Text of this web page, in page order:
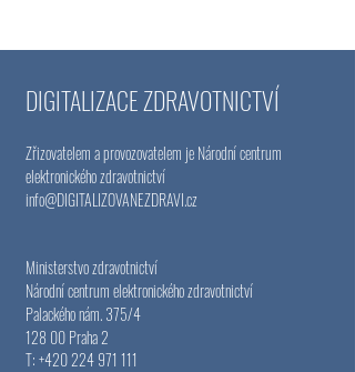
DIGITALIZACE ZDRAVOTNICTVÍ
Zřizovatelem a provozovatelem je Národní centrum
elektronického zdravotnictví
info@DIGITALIZOVANEZDRAVI.cz
Ministerstvo zdravotnictví
Národní centrum elektronického zdravotnictví
Palackého nám. 375/4
128 00 Praha 2
T:+420 224 971 111